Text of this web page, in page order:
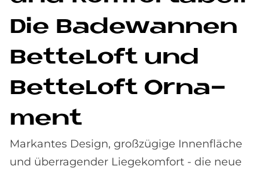
Die Ba­de­wan­nen
Bet­teL­oft und
Bet­teL­oft Or­na­
ment
Markantes Design, großzügige Innenfläche
und überragender Liegekomfort - die neue